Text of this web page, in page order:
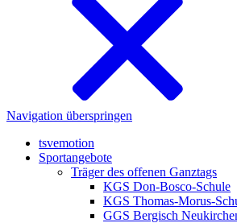
Navigation überspringen
tsvemotion
Sportangebote
Träger des offenen Ganztags
KGS Don-Bosco-Schule
KGS Thomas-Morus-
GGS Bergisch